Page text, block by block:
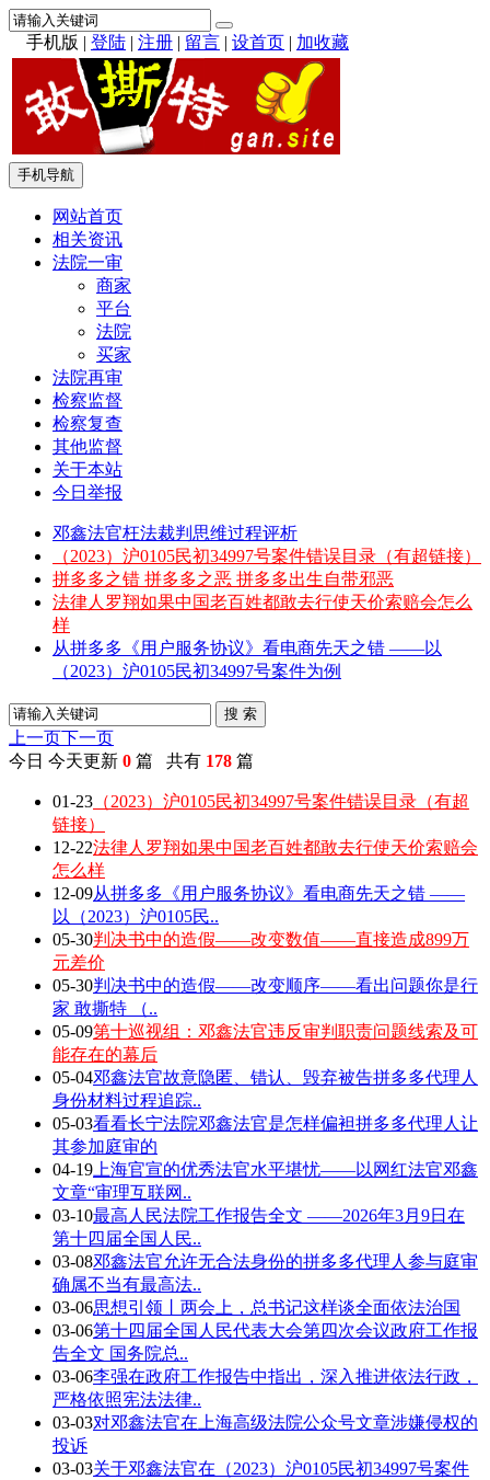
手机版 | 登陆 | 注册 | 留言 | 设首页 | 加收藏
手机导航
网站首页
相关资讯
法院一审
商家
平台
法院
买家
法院再审
检察监督
检察复查
其他监督
关于本站
今日举报
邓鑫法官枉法裁判思维过程评析
（2023）沪0105民初34997号案件错误目录（有超链接）
拼多多之错 拼多多之恶 拼多多出生自带邪恶
法律人罗翔如果中国老百姓都敢去行使天价索赔会怎么
样
从拼多多《用户服务协议》看电商先天之错 ——以
（2023）沪0105民初34997号案件为例
搜 索
上一页下一页
今日 今天更新 0 篇 共有 178 篇
01-23 （2023）沪0105民初34997号案件错误目录（有超
链接）
12-22法律人罗翔如果中国老百姓都敢去行使天价索赔会
怎么样
12-09从拼多多《用户服务协议》看电商先天之错 ——
以（2023）沪0105民..
05-30判决书中的造假——改变数值——直接造成899万
元差价
05-30判决书中的造假——改变顺序——看出问题你是行
家 敢撕特 （..
05-09第十巡视组：邓鑫法官违反审判职责问题线索及可
能存在的幕后
05-04邓鑫法官故意隐匿、错认、毁弃被告拼多多代理人
身份材料过程追踪..
05-03看看长宁法院邓鑫法官是怎样偏袒拼多多代理人让
其参加庭审的
04-19 上海官宣的优秀法官水平堪忧——以网红法官邓鑫
文章“审理互联网..
03-10最高人民法院工作报告全文 ——2026年3月9日在
第十四届全国人民..
03-08邓鑫法官允许无合法身份的拼多多代理人参与庭审
确属不当有最高法..
03-06思想引领丨两会上，总书记这样谈全面依法治国
03-06第十四届全国人民代表大会第四次会议政府工作报
告全文 国务院总..
03-06李强在政府工作报告中指出，深入推进依法行政，
严格依照宪法法律..
03-03对邓鑫法官在上海高级法院公众号文章涉嫌侵权的
投诉
03-03关于邓鑫法官在（2023）沪0105民初34997号案件